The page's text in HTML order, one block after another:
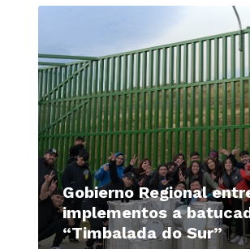
Gobierno Regional
implementos a
“Timbalada do Sur”
Read